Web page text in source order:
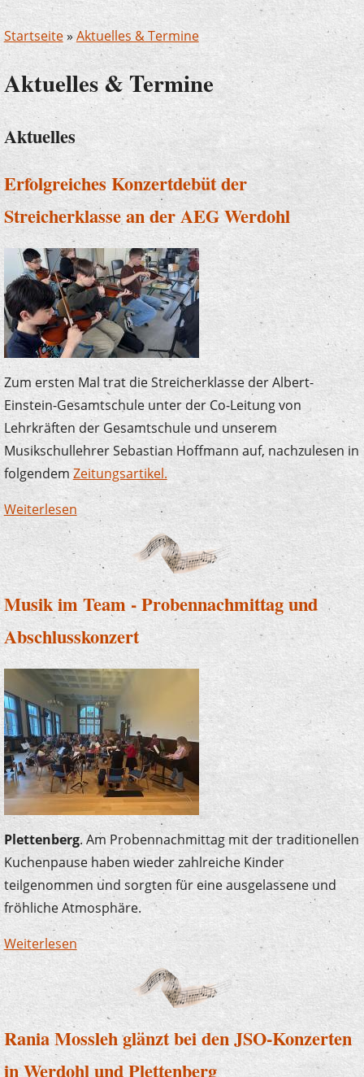
Startseite»Aktuelles & Termine
Aktuelles & Termine
Aktuelles
Erfolgreiches Konzertdebüt der
Streicherklasse an der AEG Werdohl
Zum ersten Mal trat die Streicherklasse der Albert-
Einstein-Gesamtschule unter der Co-Leitung von
Lehrkräften der Gesamtschule und unserem
Musikschullehrer Sebastian Hoffmann auf, nachzulesen in
folgendem Zeitungsartikel.
Weiterlesen über Erfolgreiches Konzertdebüt der
Streicherklasse an der AEG Werdohl
Musik im Team - Probennachmittag und
Abschlusskonzert
Plettenberg. Am Probennachmittag mit der traditionellen
Kuchenpause haben wieder zahlreiche Kinder
teilgenommen und sorgten für eine ausgelassene und
fröhliche Atmosphäre.
Weiterlesenüber Musik im Team - Probennachmittag und
Abschlusskonzert
Rania Mossleh glänzt bei den JSO-Konzerten
in Werdohl und Plettenberg